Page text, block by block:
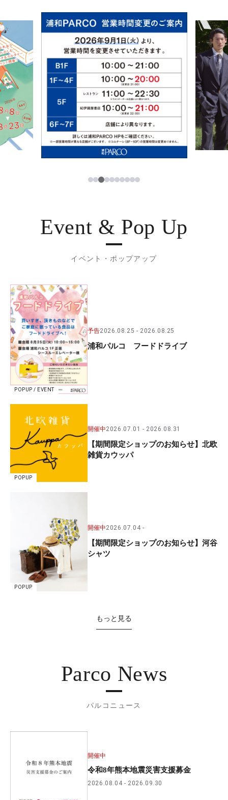
ニュース
レストラン・カフェ
TAX FREE
PARCOメンバーズ
JP
ภาษาไทย
日本語
123456789
Event & Pop Up
イベント・ポップアップ
POPUP / EVENT
予告2026.08.25 2026.08.25
浦和パルコ フードドライブ
POPUP
開催中2026.07.01 2026.08.31
【期間限定ショップのお知らせ】北欧
雑貨カウッパ
POPUP
開催中2026.07.04
【期間限定ショップのお知らせ】河谷
シャツ
もっと見る
Parco News
パルコニュース
開催中
令和8年熊本地震災害支援募金
2026.08.04 2026.09.30